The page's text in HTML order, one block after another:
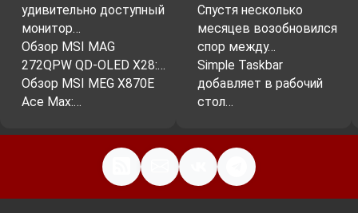
При этом установка на жёсткий диск не
является обязательной. Пользователь
получает полноценную рабочую среду,
работающую в оперативной памяти, что
особенно важно при восстановлении
оборудованием.
Основные области применения
удивительно доступный
монитор…
Обзор MSI MAG
272QPW QD-OLED X28:…
Обзор MSI MEG X870E
Ace Max:…
Спустя несколько
месяцев возобновился
спор между…
Simple Taskbar
добавляет в рабочий
стол…